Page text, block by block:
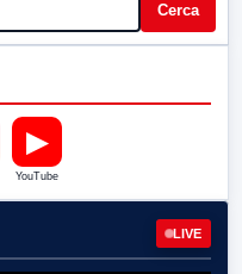
Cerca
▶
YouTube
LIVE